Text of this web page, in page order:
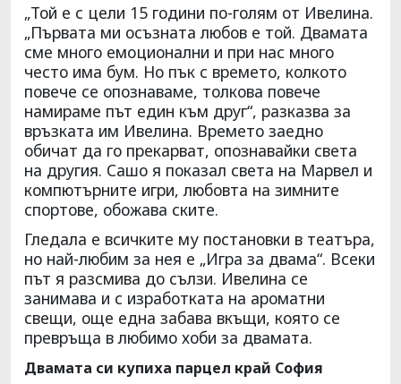
„Той е с цели 15 години по-голям от Ивелина.
„Първата ми осъзната любов е той. Двамата
сме много емоционални и при нас много
често има бум. Но пък с времето, колкото
повече се опознаваме, толкова повече
намираме път един към друг“, разказва за
връзката им Ивелина. Времето заедно
обичат да го прекарват, опознавайки света
на другия. Сашо я показал света на Марвел и
компютърните игри, любовта на зимните
спортове, обожава ските.
Гледала е всичките му постановки в театъра,
но най-любим за нея е „Игра за двама“. Всеки
път я разсмива до сълзи. Ивелина се
занимава и с изработката на ароматни
свещи, още една забава вкъщи, която се
превръща в любимо хоби за двамата.
Двамата си купиха парцел край София